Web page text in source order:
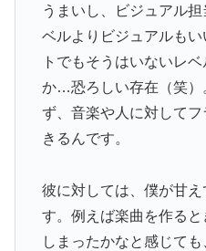
うまいし、ビジュアル
ベルよりビジュアルも
トでもそうはいないレ
か…恐ろしい存在（笑）
ず、音楽や人に対して
きるんです。
彼に対しては、僕が甘
す。例えば楽曲を作る
しまったかなと感じて